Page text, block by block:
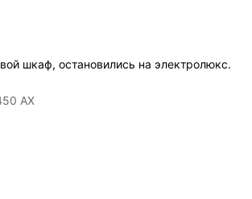
шкаф, остановились на электролюкс.
AX